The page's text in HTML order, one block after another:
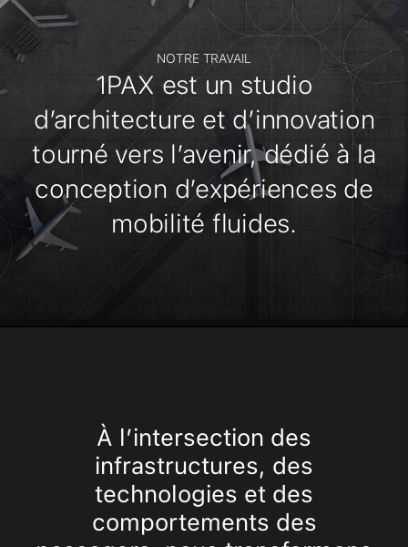
NOTRE TRAVAIL
1PAX est un studio
d’architecture et d’innovation
tourné vers l’avenir, dédié à la
conception d’expériences de
mobilité fluides.
À l’intersection des
infrastructures, des
technologies et des
comportements des